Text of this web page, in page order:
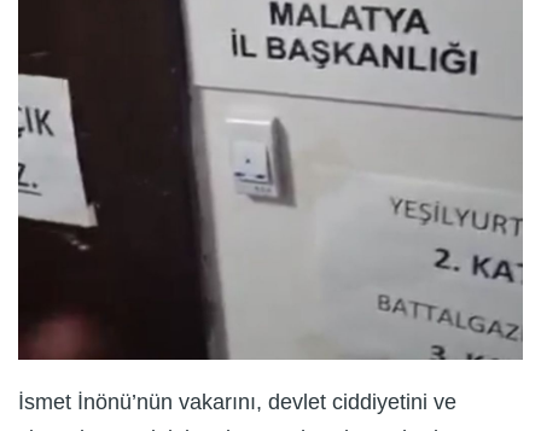
İsmet İnönü’nün vakarını, devlet ciddiyetini ve